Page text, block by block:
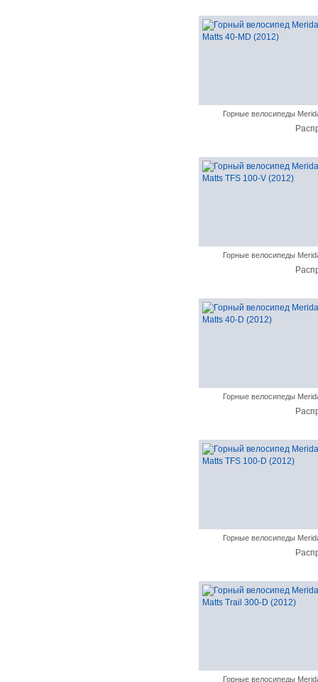
Горные велосипеды
Горные велосипеды
Горные велосипеды
Горные велосипеды
Горные велосипеды